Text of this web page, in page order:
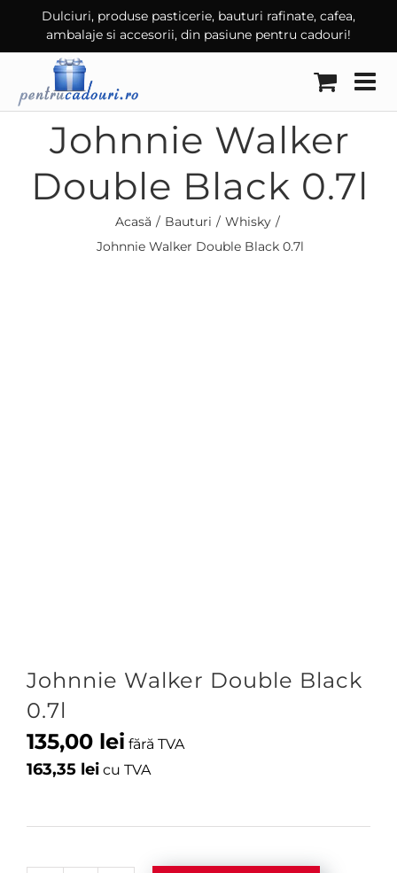
Dulciuri, produse pasticerie, bauturi rafinate, cafea,
ambalaje si accesorii, din pasiune pentru cadouri!
Johnnie Walker
Double Black 0.7l
Acasă Bauturi
Whisky
Johnnie Walker Double Black 0.7l
Johnnie Walker Double Black
0.7l
135,00 lei fără TVA
163,35 lei cu TVA